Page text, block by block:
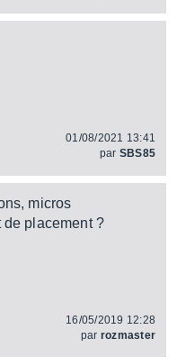
01/08/2021 13:41
par SBS85
micros
placement ?
16/05/2019 12:28
par rozmaster